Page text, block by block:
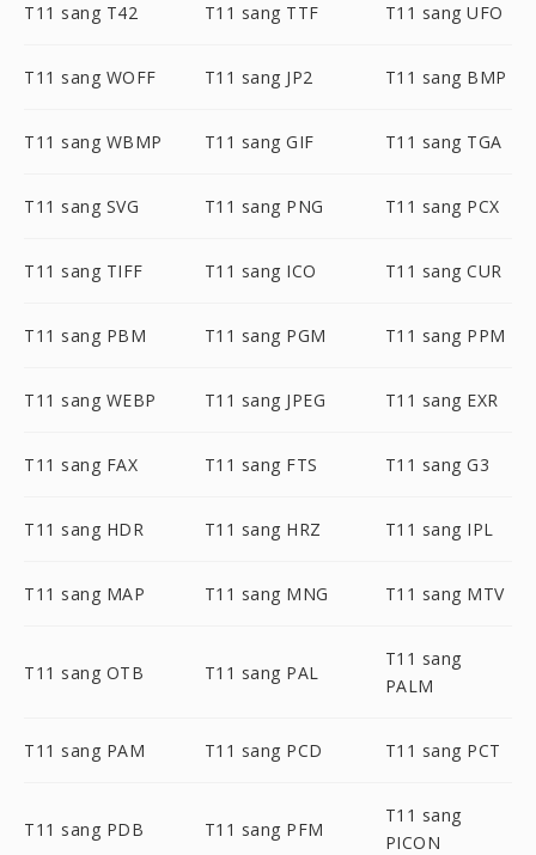
T11 sang T42 T11 sang TTF T11 sang UFO
T11 sang WOFF T11 sang JP2 T11 sang BMP
T11 sang WBMP T11 sang GIF T11 sang TGA
T11 sang SVG T11 sang PNG T11 sang PCX
T11 sang TIFF T11 sang ICO T11 sang CUR
T11 sang PBM T11 sang PGM T11 sang PPM
T11 sang WEBP T11 sang JPEG T11 sang EXR
T11 sang FAX T11 sang FTS T11 sang G3
T11 sang HDR T11 sang HRZ T11 sang IPL
T11 sang MAP T11 sang MNG T11 sang MTV
T11 sang OTB T11 sang PAL
T11 sang
PALM
T11 sang PAM T11 sang PCD T11 sang PCT
T11 sang PDB T11 sang PFM
T11 sang
PICON